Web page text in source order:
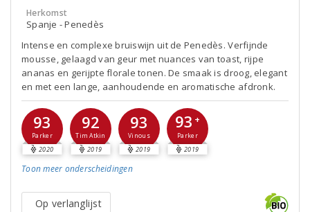
Herkomst
Spanje - Penedès
Intense en complexe bruiswijn uit de Penedès. Verfijnde
mousse, gelaagd van geur met nuances van toast, rijpe
ananas en gerijpte florale tonen. De smaak is droog, elegant
en met een lange, aanhoudende en aromatische afdronk.
93
Parker
2020
92
Tim Atkin
2019
93
Vinous
2019
93 +
Parker
2019
Toon meer onderscheidingen
Op verlanglijst